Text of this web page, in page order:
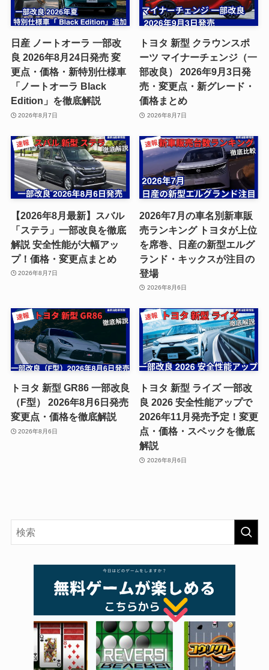
日産 ノートオーラ 一部改
良 2026年8月24日発売 変
更点・価格・新特別仕様車
「ノートオーラ Black
Edition」を徹底解説
2026年8月7日
トヨタ 新型 クラウンスポ
ーツ マイナーチェンジ（一
部改良） 2026年9月3日発
売・変更点・新グレード・
価格まとめ
2026年8月7日
【2026年8月最新】スバル
「ステラ」一部改良を徹底
解説 安全性能が大幅アッ
プ！価格・変更点まとめ
2026年8月7日
2026年7月の車名別新車販
売ランキング トヨタが上位
を席巻、日産の新型エルグ
ランド・キックスが注目の
登場
2026年8月6日
トヨタ 新型 GR86 一部改良
（F型） 2026年8月6日発売
変更点・価格を徹底解説
2026年8月6日
トヨタ 新型 ライズ 一部改
良 2026 安全性能アップで
2026年11月発売予定！変更
点・価格・スペックを徹底
解説
2026年8月6日